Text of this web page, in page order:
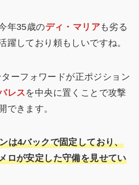
年35歳のディ・マリアも劣る
躍しており頼もしいですね。
ーフォワードが正ポジション
レスを中央に置くことで攻撃
できます。
は4バックで固定しており、
ロが安定した守備を見せてい